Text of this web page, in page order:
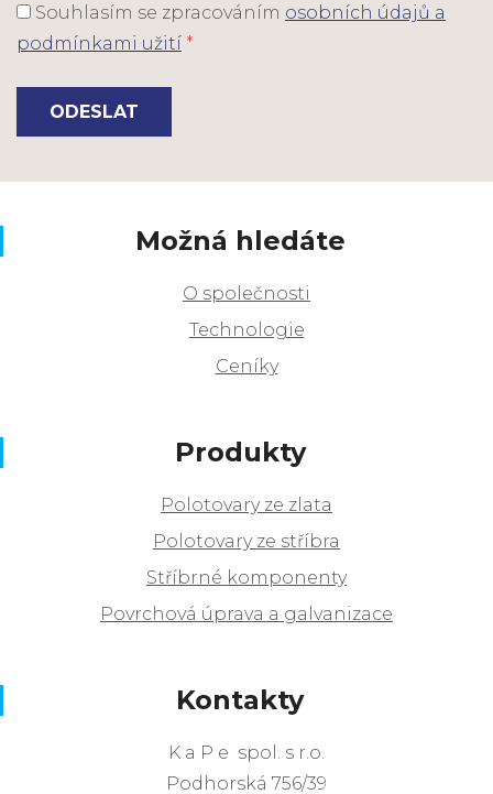
Souhlasím se zpracováním osobních údajů a
podmínkami užití *
ODESLAT
Možná hledáte
O společnosti
Technologie
Ceníky
Produkty
Polotovary ze zlata
Polotovary ze stříbra
Stříbrné komponenty
Povrchová úprava a galvanizace
Kontakty
K a P e spol. s r.o.
Podhorská 756/39